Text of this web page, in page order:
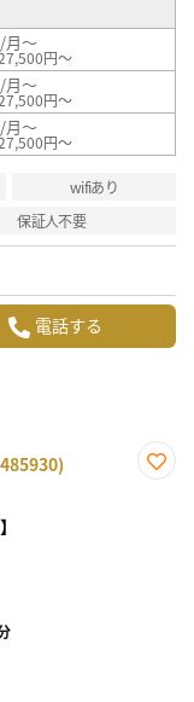
月～
円～
月～
円～
月～
円～
wifiあり
保証人不要
電話する